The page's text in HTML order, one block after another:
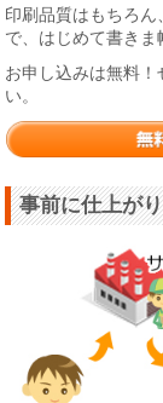
印刷品質はもちろ
で、はじめて書きま
お申し込みは無料
い。
事前に仕上が